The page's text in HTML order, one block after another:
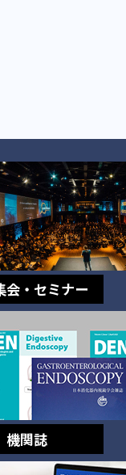
会・セミナー
機関誌